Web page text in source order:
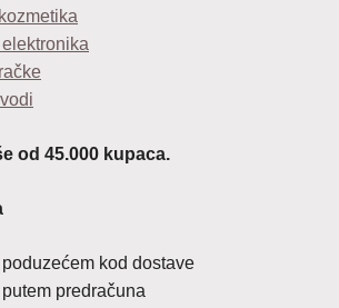
od 45.000 kupaca.
kod dostave
predračuna